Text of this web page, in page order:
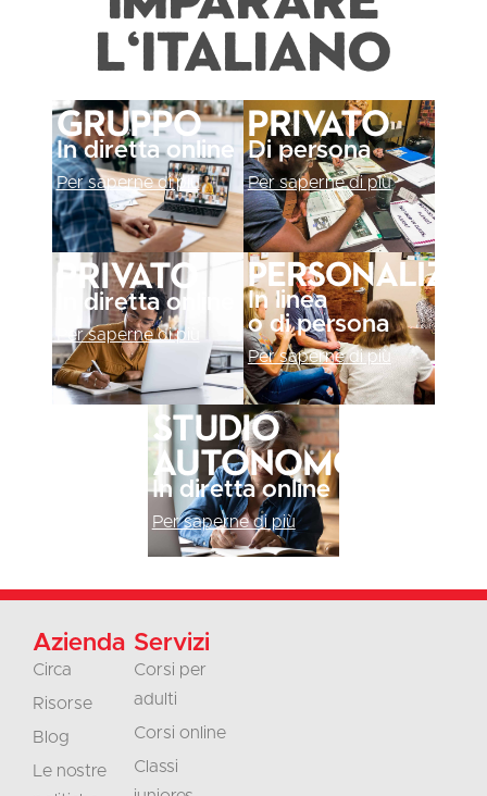
l'italiano
Gruppo
In diretta online
Per saperne di più
Privato
Di persona
Per saperne di più
Privato
In diretta online
Per saperne di più
In linea
o di persona
Per saperne di più
Studio
autonomo
In diretta online
Per saperne di più
Azienda
Circa
Risorse
Blog
Le nostre
Servizi
Corsi per
adulti
Corsi online
Classi